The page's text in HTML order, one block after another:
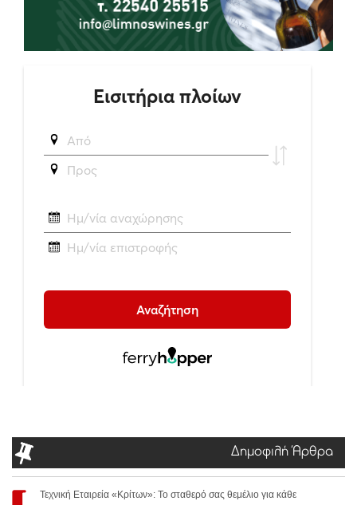
Δημοφιλή Άρθρα
Τεχνική Εταιρεία «Κρίτων»: Το σταθερό σας θεμέλιο για κάθε